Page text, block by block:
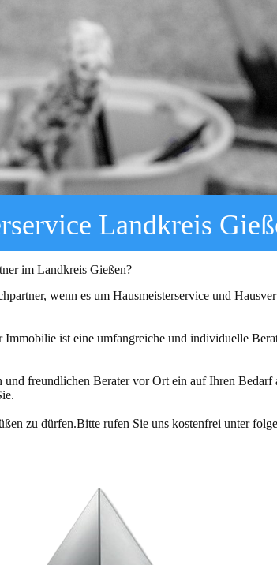
Landkreis
im Landkreis Gießen?
wenn es um Hausmeisterservice und
ist eine umfangreiche und individuelle
freundlichen Berater vor Ort ein auf Ihren Bedarf
zu dürfen.Bitte rufen Sie uns kostenfrei unter